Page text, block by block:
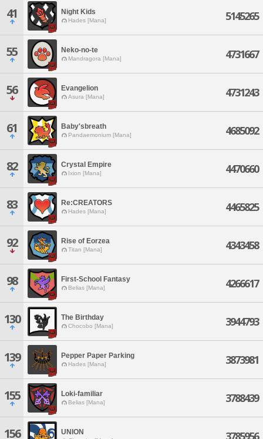
41 Night Kids
Hades [Mana] 5145265
55 Neko-no-te
Mandragora [Mana] 4731667
56 Evangelion
Asura [Mana] 4731243
61 Baby'sbreath
Pandaemonium [Mana] 4685092
82 Crystal Empire
Ixion [Mana] 4470660
83 Re:CREATORS
Hades [Mana] 4465825
92 Rise of Eorzea
Titan [Mana] 4343458
98 First-School Fantasy
Belias [Mana] 4266617
130 The Birthday
Chocobo [Mana] 3944793
139 Pepper Paper Parking
Hades [Mana] 3873981
155 Loki-familiar
Belias [Mana] 3788439
156 UNION 3785956